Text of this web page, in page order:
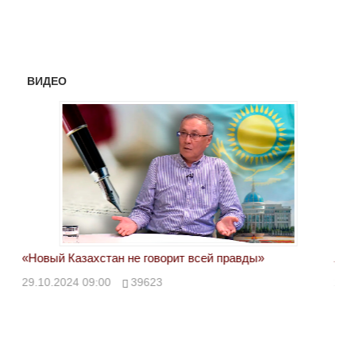
ВИДЕО
«Новый Казахстан не говорит всей правды»
29.10.2024 09:00 39623